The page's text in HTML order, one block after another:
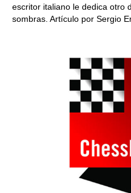
escritor italiano le dedica otro
sombras. Artículo por Sergio